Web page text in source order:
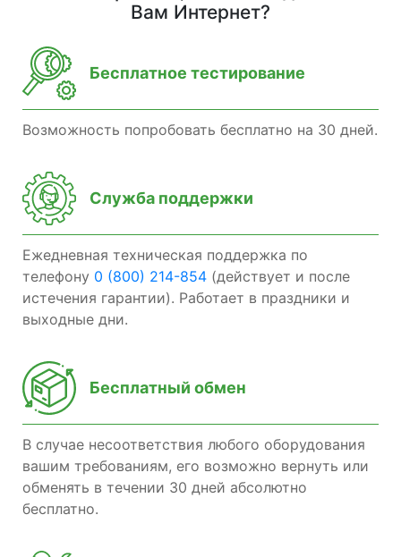
Вам Интернет?
Бесплатное тестирование
Возможность попробовать бесплатно на 30 дней.
Служба поддержки
Ежедневная техническая поддержка по
телефону 0 (800) 214-854 (действует и после
истечения гарантии). Работает в праздники и
выходные дни.
Бесплатный обмен
В случае несоответствия любого оборудования
вашим требованиям, его возможно вернуть или
обменять в течении 30 дней абсолютно
бесплатно.